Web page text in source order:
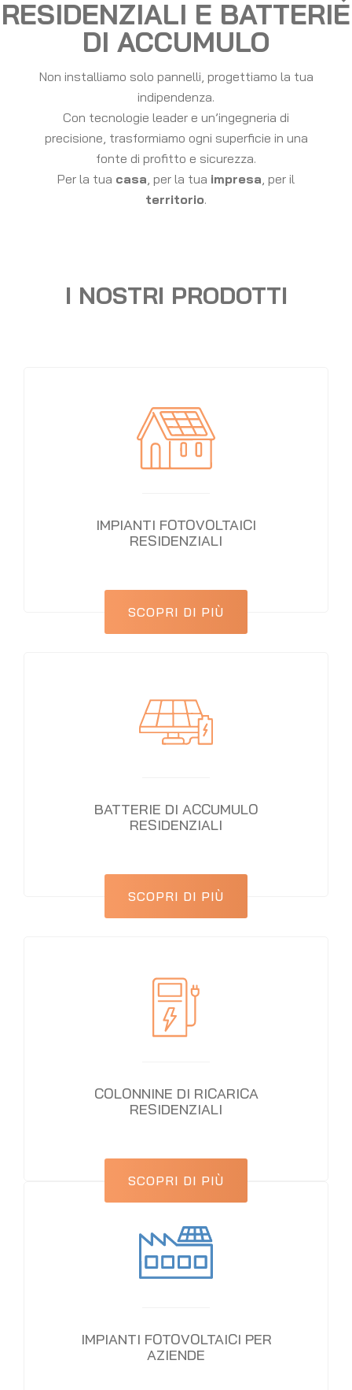
RESIDENZIALI E BATTERIE
DI ACCUMULO
Non installiamo solo pannelli, progettiamo la tua
indipendenza.
Con tecnologie leader e un’ingegneria di
precisione, trasformiamo ogni superficie in una
fonte di profitto e sicurezza.
Per la tua casa , per la tua impresa , per il
territorio.
I NOSTRI PRODOTTI
IMPIANTI FOTOVOLTAICI
RESIDENZIALI
SCOPRI DI PIÙ
BATTERIE DI ACCUMULO
RESIDENZIALI
SCOPRI DI PIÙ
COLONNINE DI RICARICA
RESIDENZIALI
SCOPRI DI PIÙ
IMPIANTI FOTOVOLTAICI PER
AZIENDE